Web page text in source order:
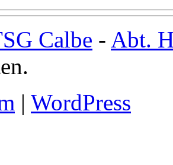
Calbe - Abt.
| WordPress